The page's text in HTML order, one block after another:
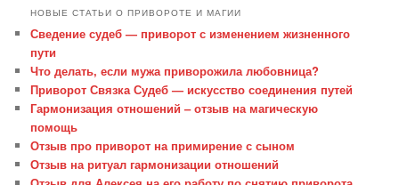
НОВЫЕ СТАТЬИ О ПРИВОРОТЕ И МАГИИ
Сведение судеб — приворот с изменением жизненного
пути
Что делать, если мужа приворожила любовница?
Приворот Связка Судеб — искусство соединения путей
Гармонизация отношений – отзыв на магическую
помощь
Отзыв про приворот на примирение с сыном
Отзыв на ритуал гармонизации отношений